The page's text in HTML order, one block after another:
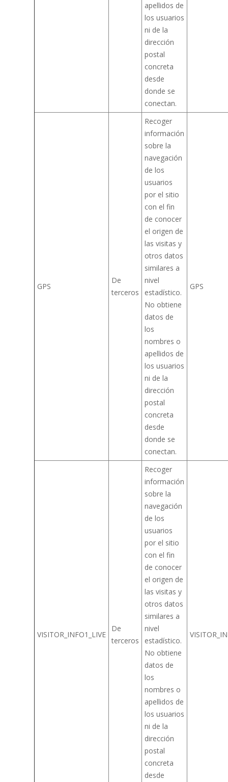
apellidos de
los usuarios
ni de la
dirección
postal
concreta
desde
donde se
conectan.
GPS
De
terceros
Recoger
información
sobre la
navegación
de los
usuarios
por el sitio
con el fin
de conocer
el origen de
las visitas y
otros datos
similares a
nivel
estadístico.
No obtiene
datos de
los
nombres o
apellidos de
los usuarios
ni de la
dirección
postal
concreta
desde
donde se
conectan.
GPS
VISITOR_INFO1_LIVE
De
terceros
Recoger
información
sobre la
navegación
de los
usuarios
por el sitio
con el fin
de conocer
el origen de
las visitas y
otros datos
similares a
nivel
estadístico.
No obtiene
datos de
los
nombres o
apellidos de
los usuarios
ni de la
dirección
postal
concreta
desde